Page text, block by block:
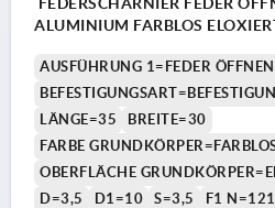
ALUMINIUM FARBLOS
AUSFÜHRUNG 1=FEDER
LÄNGE=35
BREITE=30
FARBE
OBERFLÄCHE
D=3,5
D1=10 S=3,5 F1